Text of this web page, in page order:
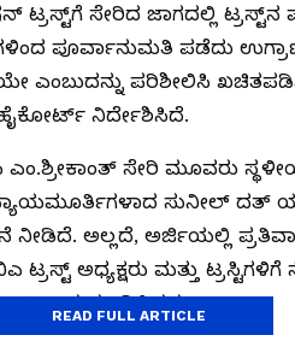
ಟ್ರಸ್ಟ್‌ಗೆ ಸೇರಿದ ಜಾಗದಲ್ಲಿ
ಪೂರ್ವಾನುಮತಿ ಪಡೆದು
ಎಂಬುದನ್ನು ಪರಿಶೀಲಿಸಿ
ಹೈಕೋರ್ಟ್ ನಿರ್ದೇಶಿಸಿದೆ.
ಸೇರಿ ಮೂವರು
ಸುನೀಲ್ ದತ್
ಅಲ್ಲದೆ‌, ಅರ್ಜಿಯಲ್ಲಿ
ಟ್ರಸ್ಟ್ ಅಧ್ಯಕ್ಷರು ಮತ್ತು
ವಾದ ಮಂಡಿಸಿದ್ದರು.
READ FULL ARTICLE